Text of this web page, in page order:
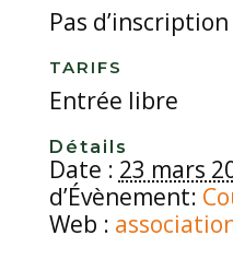
Pas
TARIFS
Entrée libre
Détails
Date : 23 mars
d’Évènement:
Web :